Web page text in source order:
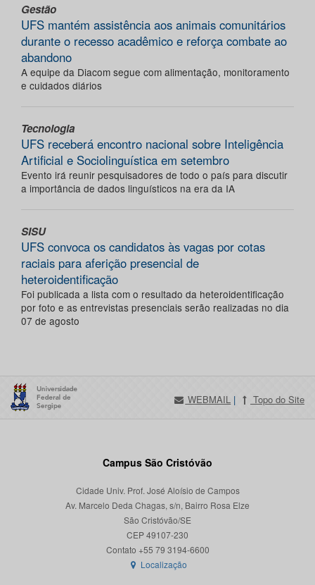
Gestão
UFS mantém assistência aos animais comunitários
durante o recesso acadêmico e reforça combate ao
abandono
A equipe da Diacom segue com alimentação, monitoramento
e cuidados diários
Tecnologia
UFS receberá encontro nacional sobre Inteligência
Artificial e Sociolinguística em setembro
Evento irá reunir pesquisadores de todo o país para discutir
a importância de dados linguísticos na era da IA
SISU
UFS convoca os candidatos às vagas por cotas
raciais para aferição presencial de
heteroidentificação
Foi publicada a lista com o resultado da heteroidentificação
por foto e as entrevistas presenciais serão realizadas no dia
07 de agosto
WEBMAIL | Topo do Site
Campus São Cristóvão
Cidade Univ. Prof. José Aloísio de Campos
Av. Marcelo Deda Chagas, s/n, Bairro Rosa Elze
São Cristóvão/SE
CEP 49107-230
Localização